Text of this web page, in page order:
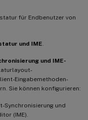
für Endbenutzer von
und IME
und IME-
Eingabemethoden-
Sie können konfigurieren:
Synchronisierung und
(IME).